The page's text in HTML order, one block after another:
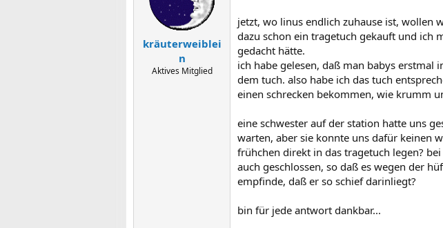
r
kräuterweiblei
n
Aktives Mitglied
jetzt, wo linus endlich zuhause ist, wollen
dazu schon ein tragetuch gekauft und ich
gedacht hätte.
ich habe gelesen, daß man babys
dem tuch. also habe ich das tuch
einen schrecken bekommen, wie krumm
eine schwester auf der station hatte uns
warten, aber sie konnte uns dafür keinen
frühchen direkt in das tragetuch legen?
auch geschlossen, so daß es wegen der
empfinde, daß er so schief darinliegt?
bin für jede antwort dankbar...